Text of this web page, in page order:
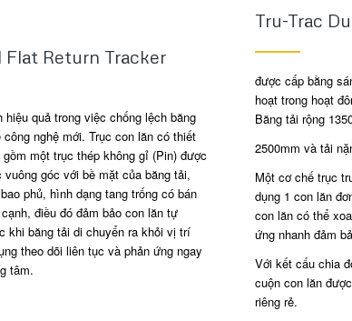
Flat Return Tracker
quả trong việc chống lệch băng
nghệ mới. Trục con lăn có thiết
một trục thép không gỉ (Pin) được
vuông góc với bề mặt của băng tải,
phủ, hình dạng tang trống có bán
điều đó đảm bảo con lăn tự
khi băng tải di chuyển ra khỏi vị trí
theo dõi liên tục và phản ứng ngay
tâm.
Tru-Trac
được cấp bằng
hoạt trong hoạt
Băng tải rộng
2500mm và tải
Một cơ chế trục
dụng 1 con lăn
con lăn có thể
ứng nhanh đảm
Với kết cấu chia
cuộn con lăn
riêng rẻ.